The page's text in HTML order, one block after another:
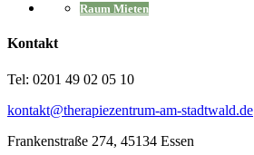
Raum Mieten
Kontakt
Tel: 0201 49 02 05 10
kontakt@therapiezentrum-am-stadtwald.de
Frankenstraße 274, 45134 Essen